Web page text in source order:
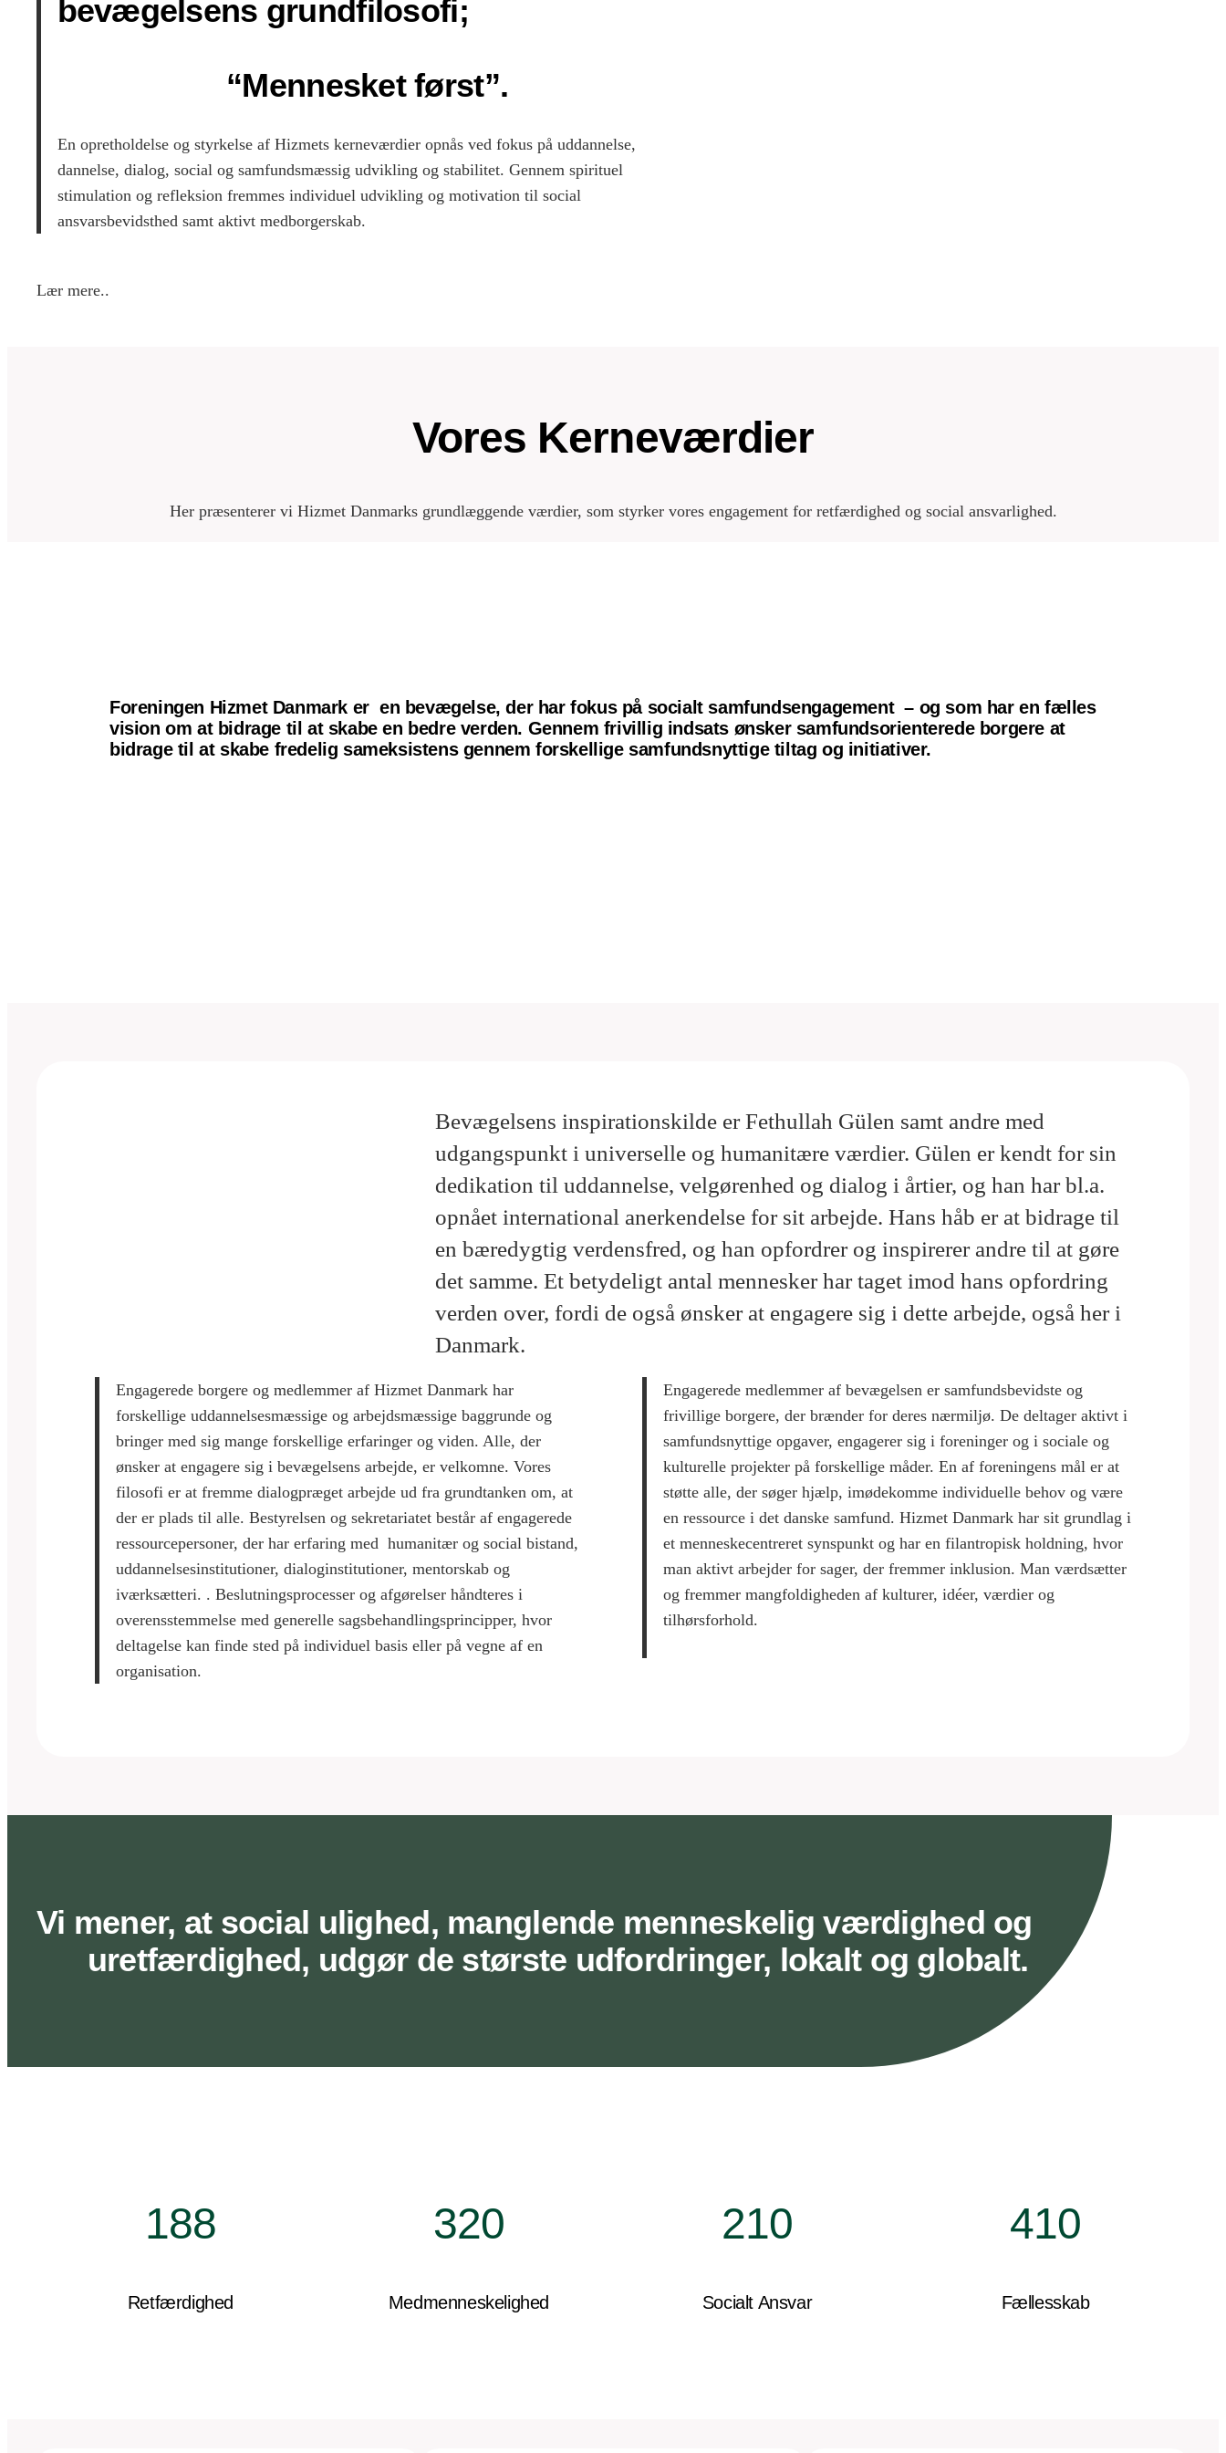
bevægelsens grundfilosofi;
“Mennesket først”.
En opretholdelse og styrkelse af Hizmets kerneværdier opnås ved fokus på uddannelse,
dannelse, dialog, social og samfundsmæssig udvikling og stabilitet. Gennem spirituel
stimulation og refleksion fremmes individuel udvikling og motivation til social
ansvarsbevidsthed samt aktivt medborgerskab.
Lær mere..
Vores Kerneværdier
Her præsenterer vi Hizmet Danmarks grundlæggende værdier, som styrker vores engagement for retfærdighed og social ansvarlighed.
Foreningen Hizmet Danmark er en bevægelse, der har fokus på socialt samfundsengagement – og som har en fælles
vision om at bidrage til at skabe en bedre verden. Gennem frivillig indsats ønsker samfundsorienterede borgere at
bidrage til at skabe fredelig sameksistens gennem forskellige samfundsnyttige tiltag og initiativer.
Bevægelsens inspirationskilde er Fethullah Gülen samt andre med
udgangspunkt i universelle og humanitære værdier. Gülen er kendt for sin
dedikation til uddannelse, velgørenhed og dialog i årtier, og han har bl.a.
opnået international anerkendelse for sit arbejde. Hans håb er at bidrage til
en bæredygtig verdensfred, og han opfordrer og inspirerer andre til at gøre
det samme. Et betydeligt antal mennesker har taget imod hans opfordring
verden over, fordi de også ønsker at engagere sig i dette arbejde, også her i
Danmark.
Engagerede borgere og medlemmer af Hizmet Danmark har
forskellige uddannelsesmæssige og arbejdsmæssige baggrunde og
bringer med sig mange forskellige erfaringer og viden. Alle, der
ønsker at engagere sig i bevægelsens arbejde, er velkomne. Vores
filosofi er at fremme dialogpræget arbejde ud fra grundtanken om, at
der er plads til alle. Bestyrelsen og sekretariatet består af engagerede
ressourcepersoner, der har erfaring med humanitær og social bistand,
uddannelsesinstitutioner, dialoginstitutioner, mentorskab og
iværksætteri. . Beslutningsprocesser og afgørelser håndteres i
overensstemmelse med generelle sagsbehandlingsprincipper, hvor
deltagelse kan finde sted på individuel basis eller på vegne af en
organisation.
Engagerede medlemmer af bevægelsen er samfundsbevidste og
frivillige borgere, der brænder for deres nærmiljø. De deltager aktivt i
samfundsnyttige opgaver, engagerer sig i foreninger og i sociale og
kulturelle projekter på forskellige måder. En af foreningens mål er at
støtte alle, der søger hjælp, imødekomme individuelle behov og være
en ressource i det danske samfund. Hizmet Danmark har sit grundlag i
et menneskecentreret synspunkt og har en filantropisk holdning, hvor
man aktivt arbejder for sager, der fremmer inklusion. Man værdsætter
og fremmer mangfoldigheden af kulturer, idéer, værdier og
tilhørsforhold.
Vi mener, at social ulighed, manglende menneskelig værdighed og
uretfærdighed, udgør de største udfordringer, lokalt og globalt.
188
Retfærdighed
320
Medmenneskelighed
210
Socialt Ansvar
410
Fællesskab